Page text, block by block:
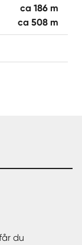
ca 186 m
ca 508 m
du